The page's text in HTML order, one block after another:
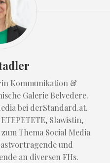
Kommunikation &
Galerie Belvedere.
bei derStandard.at.
Slawistin,
Thema Social Media
und
an diversen FHs.